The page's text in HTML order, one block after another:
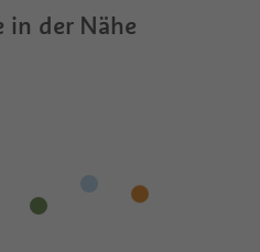
der Nähe